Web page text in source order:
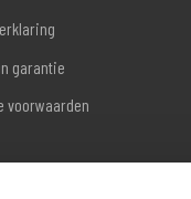
garantie
voorwaarden